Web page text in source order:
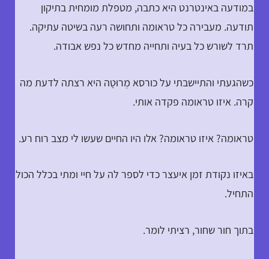
במודעה באינטרנט היא כתבה, מטפלת מומחית בתיקון
תודעה. מעבירה כל טראומה ותחושה רעה בשיטה עתיקה.
תרד לשורש כל בעיה ותחייה מחדש כל נפש אבודה.
כשהגעתי והתיישבתי על כורסא מְרוּטָה היא רצתה לדעת מה
קרה. איזו טראומה פקדה אותי.
טראומה? איזו טראומה? אלו היו החיים שעשו לי מצב רוח רע.
באיזו נקודת זמן איעצר כדי לספר לה על חיי ומתי בכלל הכול
התחיל.
בתוך חור שחור, רציתי לומר.